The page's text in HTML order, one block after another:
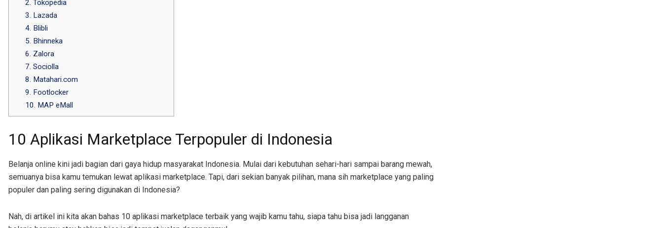
2. Tokopedia
3. Lazada
4. Blibli
5. Bhinneka
6. Zalora
7. Sociolla
8. Matahari.com
9. Footlocker
10. MAP eMall
10 Aplikasi Marketplace Terpopuler di Indonesia
Belanja online kini jadi bagian dari gaya hidup masyarakat Indonesia. Mulai dari kebutuhan sehari-hari sampai barang mewah,
semuanya bisa kamu temukan lewat aplikasi marketplace. Tapi, dari sekian banyak pilihan, mana sih marketplace yang paling
populer dan paling sering digunakan di Indonesia?
Nah, di artikel ini kita akan bahas 10 aplikasi marketplace terbaik yang wajib kamu tahu, siapa tahu bisa jadi langganan